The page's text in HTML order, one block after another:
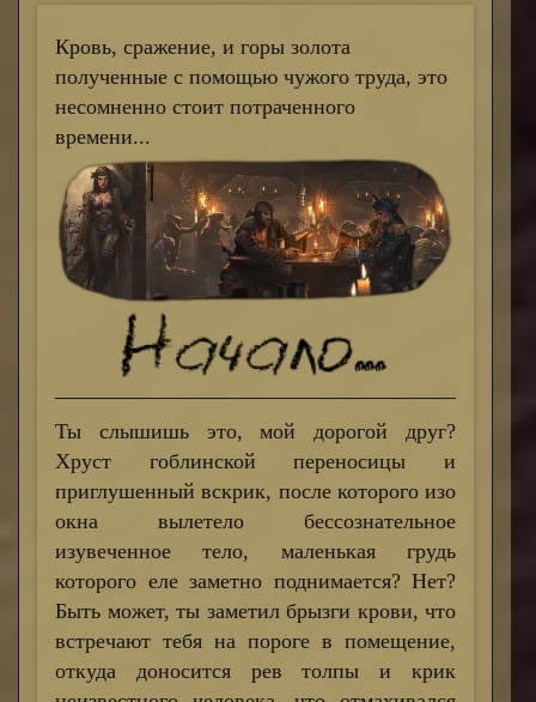
Кровь, сражение, и горы золота
полученные с помощью чужого труда, это
несомненно стоит потраченного
времени...
Ты слышишь это, мой дорогой друг?
Хруст гоблинской переносицы и
приглушенный вскрик, после которого изо
окна вылетело бессознательное
изувеченное тело, маленькая грудь
которого еле заметно поднимается? Нет?
Быть может, ты заметил брызги крови, что
встречают тебя на пороге в помещение,
откуда доносится рев толпы и крик